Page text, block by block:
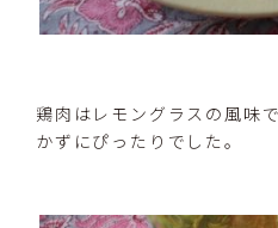
鶏肉はレモングラスの風味
かずにぴったりでした。